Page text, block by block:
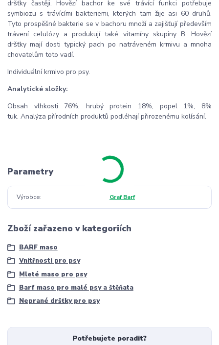
dršťky častěji. Hovězí bachor ke své trávící funkci potřebuje
symbiozu s trávícími bakteriemi, kterých tam žije asi 60 druhů.
Tyto prospěšné bakterie se v bachoru množí a zajišťují především
trávení celulózy a produkují také vitamíny skupiny B. Hovězí
dršťky mají dosti typický pach po natráveném krmivu a mnoha
chovatelům toto vadí.
Individuální krmivo pro psy.
Analytické složky:
Obsah vlhkosti 76%, hrubý protein 18%, popel 1%, 8%
tuk. Analýza přírodních produktů podléhají přirozenému kolísání.
Parametry
Výrobce Graf Barf
Zboží zařazeno v kategoriích
BARF maso
Vnitřnosti pro psy
Mleté maso pro psy
Barf maso pro malé psy a štěňata
Neprané dršťky pro psy
Potřebujete poradit?